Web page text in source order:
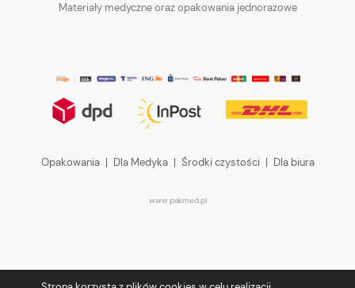
Materiały medyczne oraz opakowania jednorazowe
Opakowania | Dla Medyka | Środki czystości | Dla biura
www.pakmed.pl